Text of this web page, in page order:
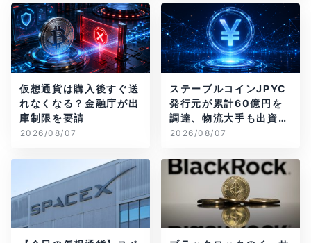
仮想通貨は購入後すぐ送
れなくなる？金融庁が出
庫制限を要請
2026/08/07
ステーブルコインJPYC
発行元が累計60億円を
調達、物流大手も出資参
画
2026/08/07